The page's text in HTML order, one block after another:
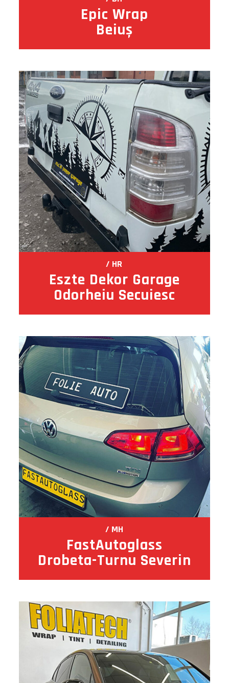
Epic Wrap
Beiuș
HR
Eszte Dekor Garage
Odorheiu Secuiesc
MH
FastAutoglass
Drobeta-Turnu Severin